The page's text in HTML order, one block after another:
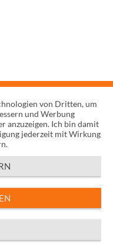
von Dritten, um
und Werbung
anzuzeigen. Ich bin damit
jederzeit mit Wirkung